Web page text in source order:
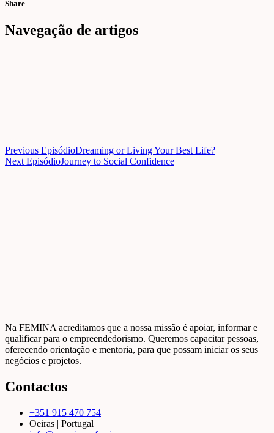
LIGAÇÃO
INCORPORAR
Share
Navegação de artigos
Previous EpisódioDreaming or Living Your Best Life?
Next EpisódioJourney to Social Confidence
Na FEMINA acreditamos que a nossa missão é apoiar, informar e
qualificar para o empreendedorismo. Queremos capacitar pessoas,
oferecendo orientação e mentoria, para que possam iniciar os seus
negócios e projetos.
Contactos
+351 915 470 754
Oeiras | Portugal